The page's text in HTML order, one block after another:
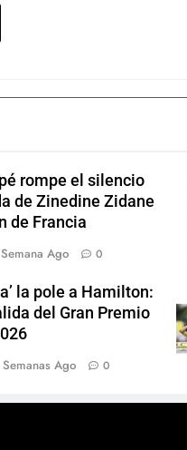
rompe el silencio
de Zinedine Zidane
de Francia
Ago 0
la pole a Hamilton:
del Gran Premio
Ago 0